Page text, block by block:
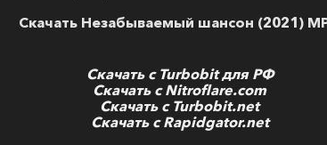
Скачать Незабываемый шансон (2021)
Скачать с Turbobit для РФ
Скачать с Nitroflare.com
Скачать с Turbobit.net
Скачать с Rapidgator.net